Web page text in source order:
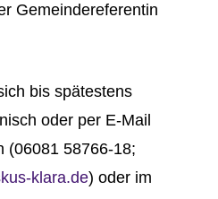
Gemeindereferentin
bis spätestens
oder per E-Mail
(06081 58766-18;
klara.de) oder im